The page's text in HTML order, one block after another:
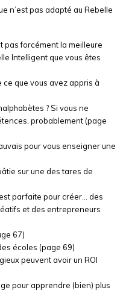
n’est pas adapté au Rebelle
pas forcément la meilleure
Intelligent que vous êtes
ce que vous avez appris à
? Si vous ne
probablement (page
pour vous enseigner une
sur une des tares de
parfaite pour créer… des
et des entrepreneurs
67)
écoles (page 69)
peuvent avoir un ROI
pour apprendre (bien) plus